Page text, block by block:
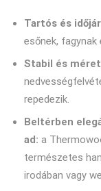
Tartós és
esőnek, fagynak
Stabil és
repedezik.
Beltérben
ad: a
természetes
irodában vagy